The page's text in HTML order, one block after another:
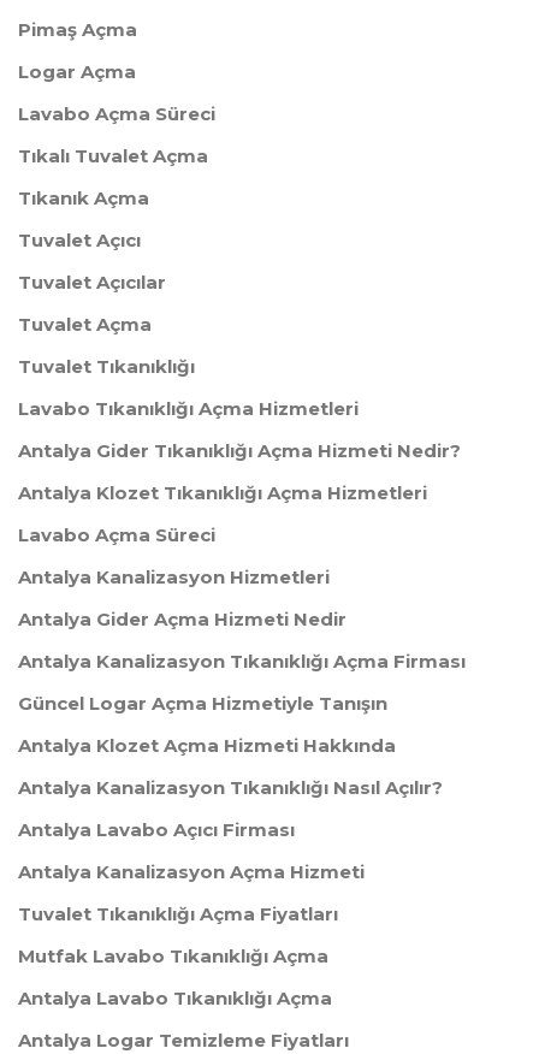
Pimaş Açma
Logar Açma
Lavabo Açma Süreci
Tıkalı Tuvalet Açma
Tıkanık Açma
Tuvalet Açıcı
Tuvalet Açıcılar
Tuvalet Açma
Tuvalet Tıkanıklığı
Lavabo Tıkanıklığı Açma Hizmetleri
Antalya Gider Tıkanıklığı Açma Hizmeti Nedir?
Antalya Klozet Tıkanıklığı Açma Hizmetleri
Lavabo Açma Süreci
Antalya Kanalizasyon Hizmetleri
Antalya Gider Açma Hizmeti Nedir
Antalya Kanalizasyon Tıkanıklığı Açma Firması
Güncel Logar Açma Hizmetiyle Tanışın
Antalya Klozet Açma Hizmeti Hakkında
Antalya Kanalizasyon Tıkanıklığı Nasıl Açılır?
Antalya Lavabo Açıcı Firması
Antalya Kanalizasyon Açma Hizmeti
Tuvalet Tıkanıklığı Açma Fiyatları
Mutfak Lavabo Tıkanıklığı Açma
Antalya Lavabo Tıkanıklığı Açma
Antalya Logar Temizleme Fiyatları